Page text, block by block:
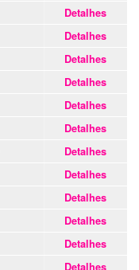
Detalhes
Detalhes
Detalhes
Detalhes
Detalhes
Detalhes
Detalhes
Detalhes
Detalhes
Detalhes
Detalhes
Detalhes